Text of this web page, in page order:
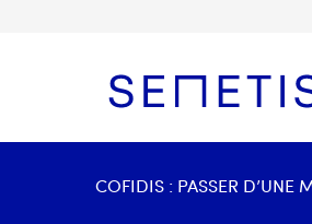
COFIDIS : PASSER D’UNE